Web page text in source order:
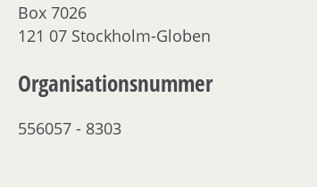
Box 7026
121 07 Stockholm-Globen
Organisationsnummer
556057 - 8303